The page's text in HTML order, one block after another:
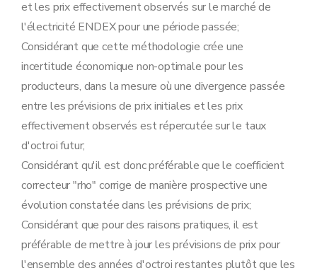
et les prix effectivement observés sur le marché de
l'électricité ENDEX pour une période passée;
Considérant que cette méthodologie crée une
incertitude économique non-optimale pour les
producteurs, dans la mesure où une divergence passée
entre les prévisions de prix initiales et les prix
effectivement observés est répercutée sur le taux
d'octroi futur;
Considérant qu'il est donc préférable que le coefficient
correcteur "rho" corrige de manière prospective une
évolution constatée dans les prévisions de prix;
Considérant que pour des raisons pratiques, il est
préférable de mettre à jour les prévisions de prix pour
l'ensemble des années d'octroi restantes plutôt que les